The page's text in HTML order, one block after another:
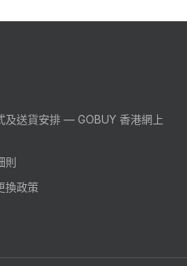
及送貨安排 — GOBUY 香港網上
則
換政策